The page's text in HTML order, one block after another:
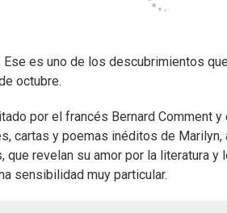
es uno de los descubrimientos
octubre.
por el francés Bernard Comment
cartas y poemas inéditos de
revelan su amor por la literatura
sensibilidad muy particular.